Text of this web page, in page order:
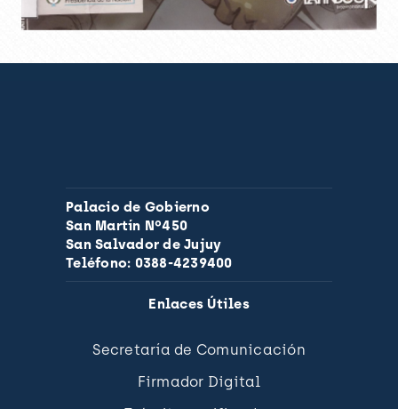
Palacio de Gobierno
San Martín Nº450
San Salvador de Jujuy
Teléfono: 0388-4239400
Enlaces Útiles
Secretaría de Comunicación
Firmador Digital